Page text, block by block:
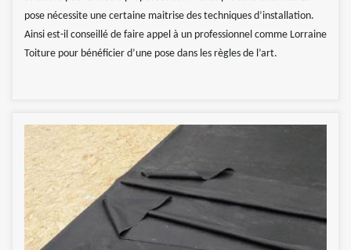
pose nécessite une certaine maitrise des techniques d’installation.
Ainsi est-il conseillé de faire appel à un professionnel comme Lorraine
Toiture pour bénéficier d’une pose dans les règles de l’art.